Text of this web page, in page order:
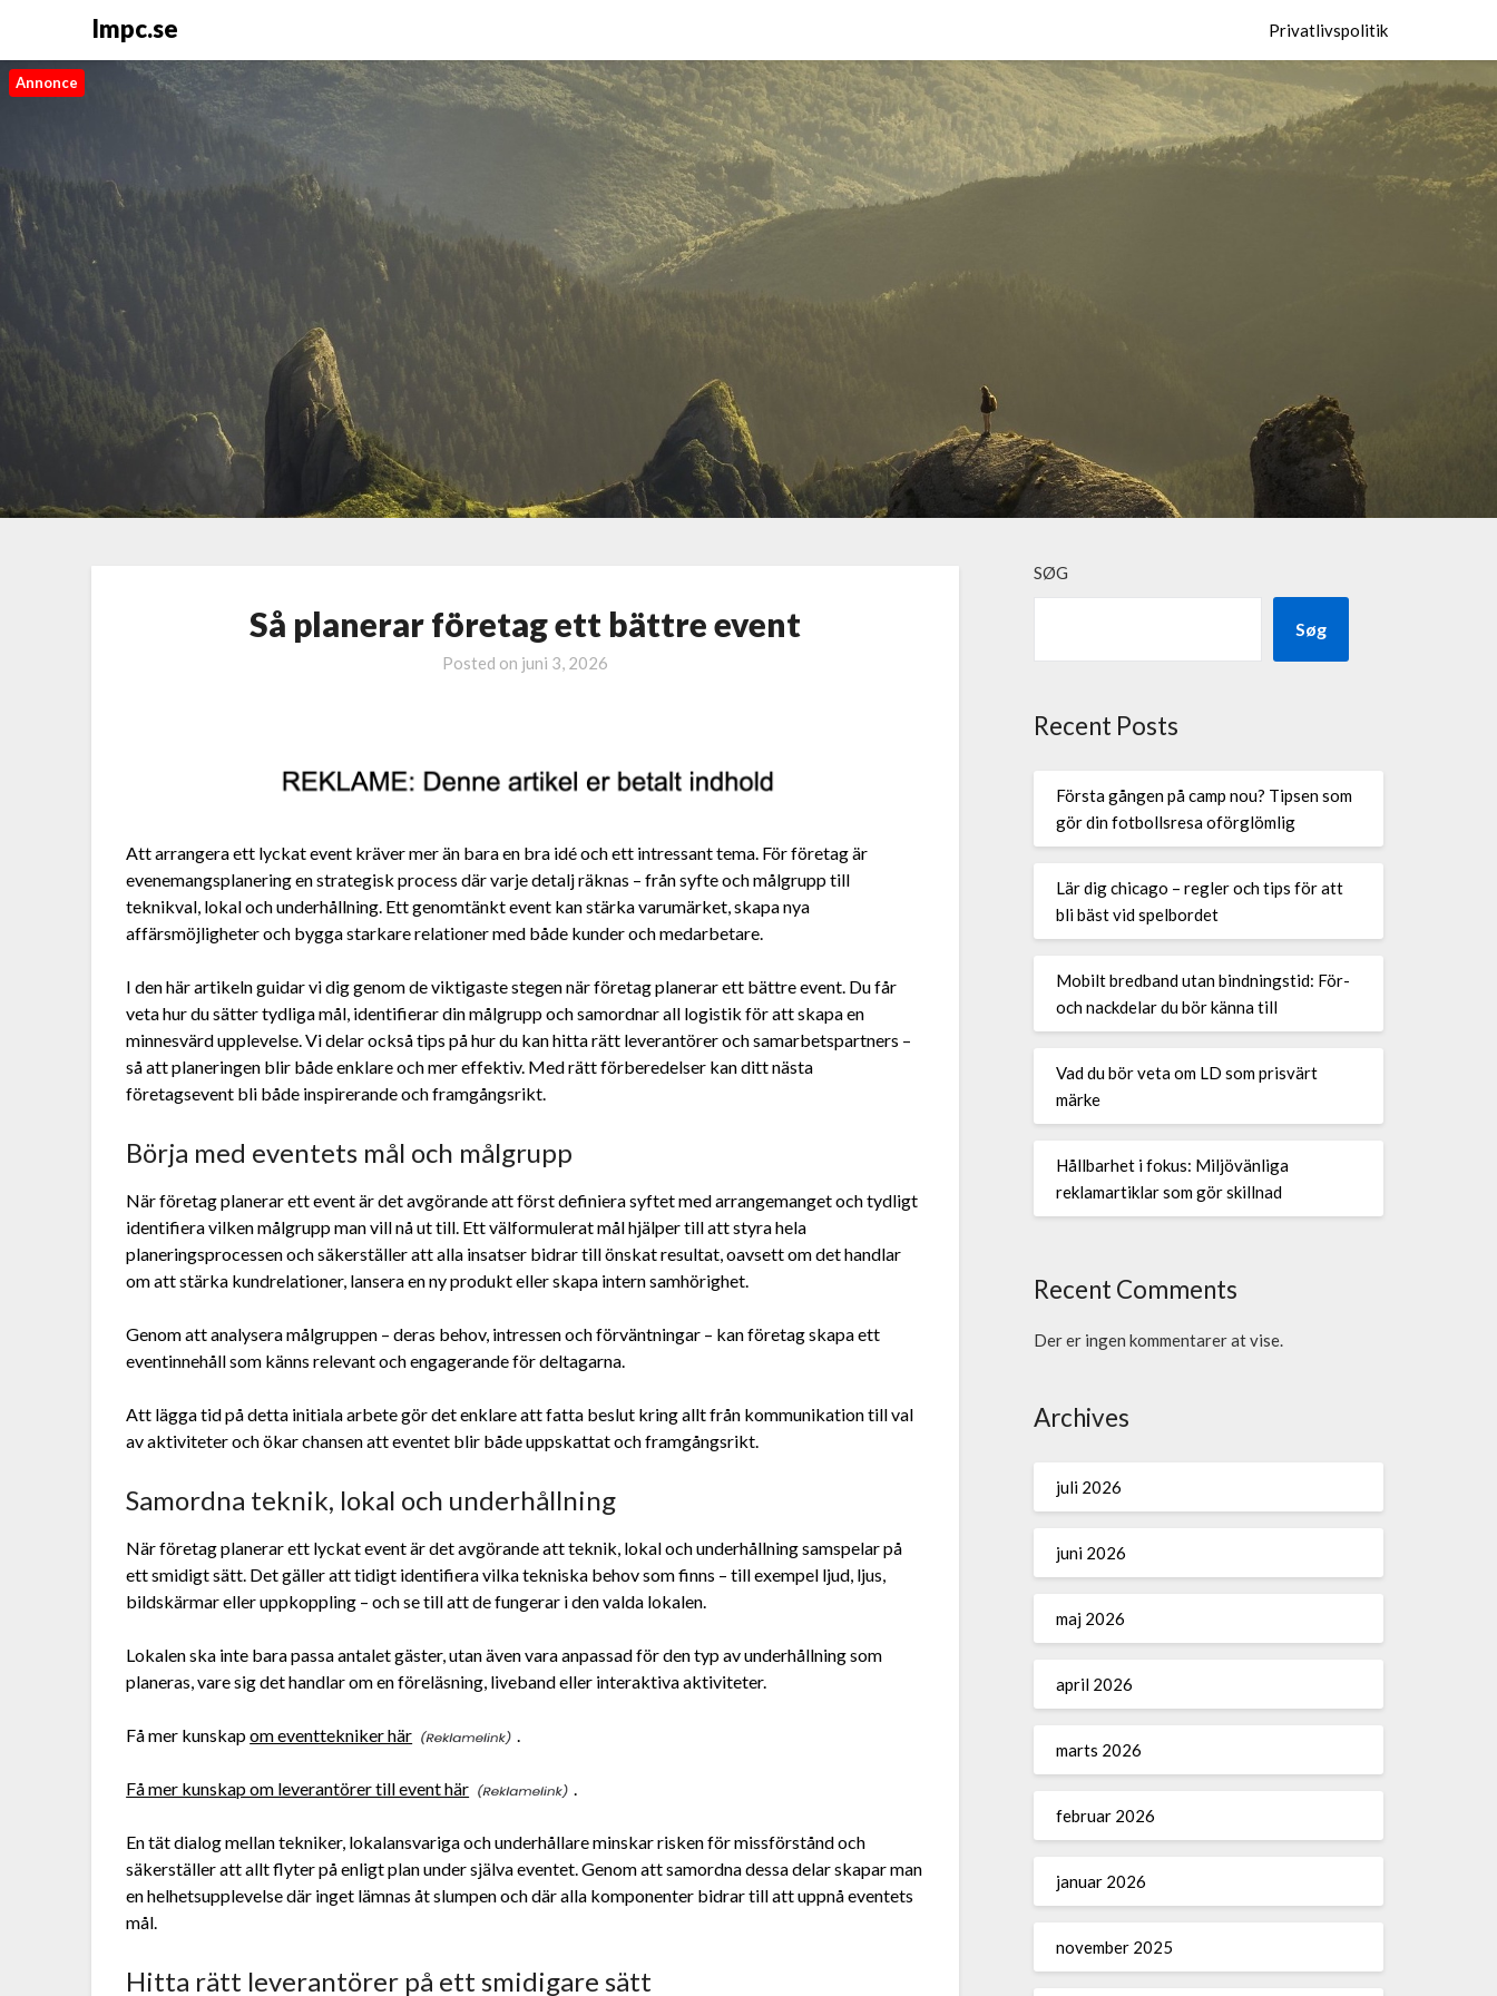
Impc.se Privatlivspolitik
Annonce
Så planerar företag ett bättre event
Posted on juni 3, 2026
Att arrangera ett lyckat event kräver mer än bara en bra idé och ett intressant tema. För företag är
evenemangsplanering en strategisk process där varje detalj räknas – från syfte och målgrupp till
teknikval, lokal och underhållning. Ett genomtänkt event kan stärka varumärket, skapa nya
affärsmöjligheter och bygga starkare relationer med både kunder och medarbetare.
I den här artikeln guidar vi dig genom de viktigaste stegen när företag planerar ett bättre event. Du får
veta hur du sätter tydliga mål, identifierar din målgrupp och samordnar all logistik för att skapa en
minnesvärd upplevelse. Vi delar också tips på hur du kan hitta rätt leverantörer och samarbetspartners –
så att planeringen blir både enklare och mer effektiv. Med rätt förberedelser kan ditt nästa
företagsevent bli både inspirerande och framgångsrikt.
Börja med eventets mål och målgrupp
När företag planerar ett event är det avgörande att först definiera syftet med arrangemanget och tydligt
identifiera vilken målgrupp man vill nå ut till. Ett välformulerat mål hjälper till att styra hela
planeringsprocessen och säkerställer att alla insatser bidrar till önskat resultat, oavsett om det handlar
om att stärka kundrelationer, lansera en ny produkt eller skapa intern samhörighet.
Genom att analysera målgruppen – deras behov, intressen och förväntningar – kan företag skapa ett
eventinnehåll som känns relevant och engagerande för deltagarna.
Att lägga tid på detta initiala arbete gör det enklare att fatta beslut kring allt från kommunikation till val
av aktiviteter och ökar chansen att eventet blir både uppskattat och framgångsrikt.
Samordna teknik, lokal och underhållning
När företag planerar ett lyckat event är det avgörande att teknik, lokal och underhållning samspelar på
ett smidigt sätt. Det gäller att tidigt identifiera vilka tekniska behov som finns – till exempel ljud, ljus,
bildskärmar eller uppkoppling – och se till att de fungerar i den valda lokalen.
Lokalen ska inte bara passa antalet gäster, utan även vara anpassad för den typ av underhållning som
planeras, vare sig det handlar om en föreläsning, liveband eller interaktiva aktiviteter.
Få mer kunskapom eventtekniker här .
Få mer kunskap om leverantörer till event här .
En tät dialog mellan tekniker, lokalansvariga och underhållare minskar risken för missförstånd och
säkerställer att allt flyter på enligt plan under själva eventet. Genom att samordna dessa delar skapar man
en helhetsupplevelse där inget lämnas åt slumpen och där alla komponenter bidrar till att uppnå eventets
mål.
Hitta rätt leverantörer på ett smidigare sätt
SØG
Søg
Recent Posts
Första gången på camp nou? Tipsen som
gör din fotbollsresa oförglömlig
Lär dig chicago – regler och tips för att
bli bäst vid spelbordet
Mobilt bredband utan bindningstid: För-
och nackdelar du bör känna till
Vad du bör veta om LD som prisvärt
märke
Hållbarhet i fokus: Miljövänliga
reklamartiklar som gör skillnad
Recent Comments
Der er ingen kommentarer at vise.
Archives
juli 2026
juni 2026
maj 2026
april 2026
marts 2026
februar 2026
januar 2026
november 2025